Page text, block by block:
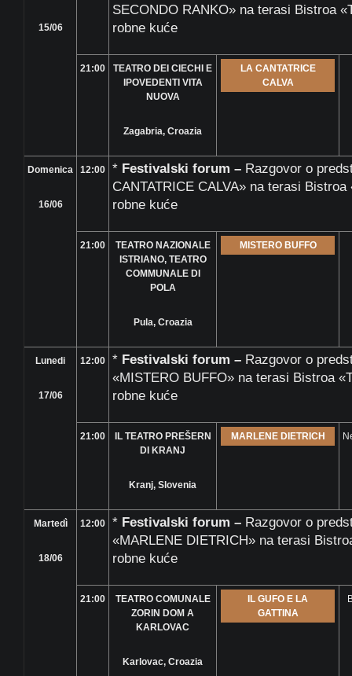
15/06
SECONDO RANKO» na terasi Bistroa
robne kuće
21:00
TEATRO DEI CIECHI E
IPOVEDENTI VITA
NUOVA
Zagabria, Croazia
LA CANTATRICE
CALVA
Domenica
16/06
12:00 * Festivalski forum – Razgovor o
CANTATRICE CALVA» na terasi
robne kuće
21:00
TEATRO NAZIONALE
ISTRIANO, TEATRO
COMMUNALE DI
POLA
Pula, Croazia
MISTERO BUFFO
Lunedi
17/06
12:00 * Festivalski forum – Razgovor o
«MISTERO BUFFO» na terasi Bistroa
robne kuće
21:00
IL TEATRO PREŠERN
DI KRANJ
Kranj, Slovenia
MARLENE DIETRICH
Martedì
18/06
12:00 * Festivalski forum – Razgovor o
«MARLENE DIETRICH» na terasi
robne kuće
21:00
TEATRO COMUNALE
ZORIN DOM A
KARLOVAC
Karlovac, Croazia
IL GUFO E LA
GATTINA